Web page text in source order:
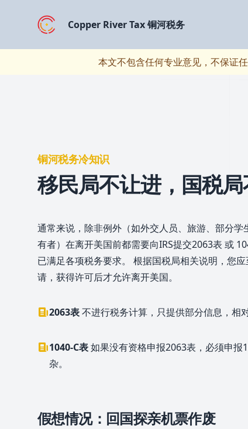
Copper River Tax 铜河税务
本文不包含任何专业意见，不保证
铜河税务冷知识
移民局不让进，国税
通常来说，除非例外（如外交人员、旅游、部分
有者）在离开美国前都需要向IRS提交2063表 或
已满足各项税务要求。 根据国税局相关说明，您
请，获得许可后才允许离开美国。
2063表不进行税务计算，只提供部分信息，相对
1040-C表如果没有资格申报2063表，必须申报
杂。
假想情况：回国探亲机票作废